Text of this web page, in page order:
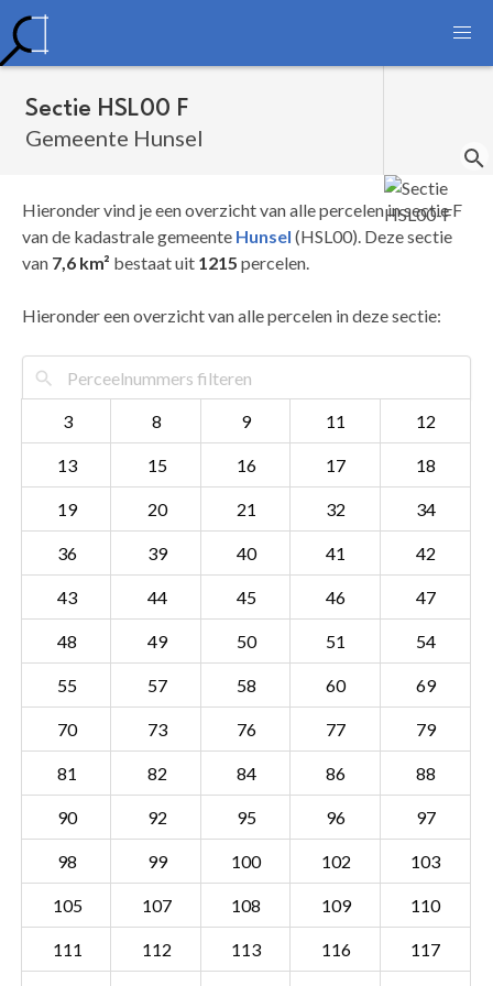
Sectie HSL00 F
Gemeente Hunsel
Hieronder vind je een overzicht van alle percelen in sectie F
van de kadastrale gemeente Hunsel (HSL00). Deze sectie
van 7,6 km² bestaat uit 1215 percelen.
Hieronder een overzicht van alle percelen in deze sectie:
3 8 9 11 12
13 15 16 17 18
19 20 21 32 34
36 39 40 41 42
43 44 45 46 47
48 49 50 51 54
55 57 58 60 69
70 73 76 77 79
81 82 84 86 88
90 92 95 96 97
98 99 100 102 103
105 107 108 109 110
111 112 113 116 117
Sectie HSL00 F
Gemeente Hunsel
Details